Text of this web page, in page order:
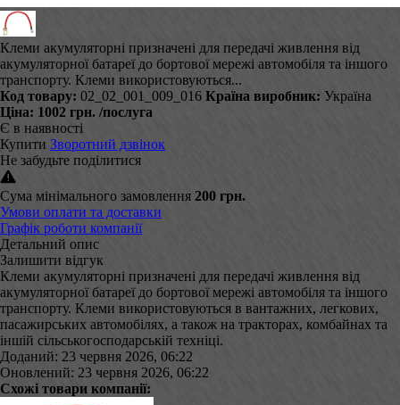
Клеми акумуляторні призначені для передачі живлення від
акумуляторної батареї до бортової мережі автомобіля та іншого
транспорту. Клеми використовуються...
Код товару: 02_02_001_009_016 Країна виробник: Україна
Ціна: 1002 грн. /послуга
Є в наявності
Купити Зворотний дзвінок
Не забудьте поділитися
Сума мінімального замовлення 200 грн.
Умови оплати та доставки
Графік роботи компанії
Детальний опис
Залишити відгук
Клеми акумуляторні призначені для передачі живлення від
акумуляторної батареї до бортової мережі автомобіля та іншого
транспорту. Клеми використовуються в вантажних, легкових,
пасажирських автомобілях, а також на тракторах, комбайнах та
іншій сільськогосподарській техніці.
Доданий: 23 червня 2026, 06:22
Оновлений: 23 червня 2026, 06:22
Схожі товари компанії: